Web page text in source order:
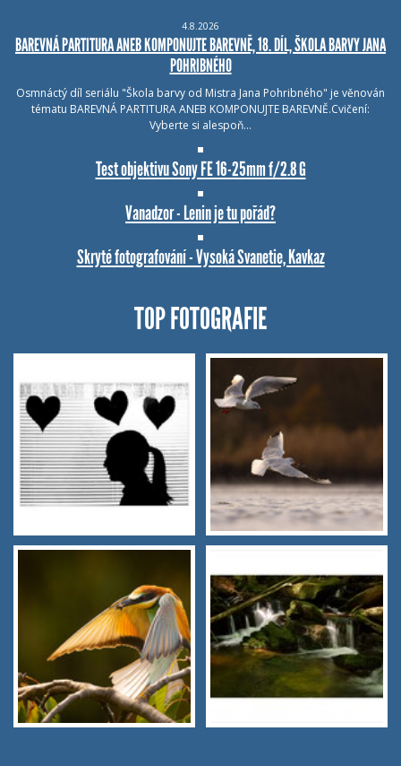
4.8.2026
BAREVNÁ PARTITURA ANEB KOMPONUJTE BAREVNĚ, 18. DÍL, ŠKOLA BARVY JANA
POHRIBNÉHO
Osmnáctý díl seriálu "Škola barvy od Mistra Jana Pohribného" je věnován
tématu BAREVNÁ PARTITURA ANEB KOMPONUJTE BAREVNĚ.Cvičení:
Vyberte si alespoň…
Test objektivu Sony FE 16-25mm f/2.8 G
Vanadzor - Lenin je tu pořád?
Skryté fotografování - Vysoká Svanetie, Kavkaz
TOP FOTOGRAFIE